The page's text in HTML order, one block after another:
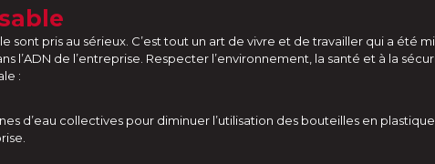
sont pris au sérieux. C’est tout un art de vivre et de travailler qui a été
l’ADN de l’entreprise. Respecter l’environnement, la santé et à la
:
d’eau collectives pour diminuer l’utilisation des bouteilles en